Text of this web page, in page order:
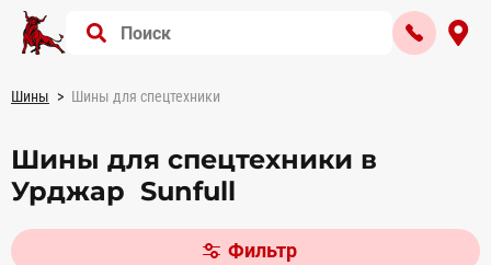
Шины Шины для спецтехники
Шины для спецтехники в
Урджар Sunfull
Фильтр